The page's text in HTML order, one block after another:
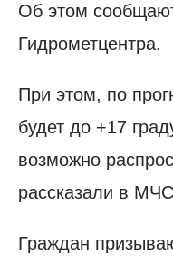
Об этом
Гидрометцентра.
При этом, по
будет до +17
возможно
рассказали в
Граждан